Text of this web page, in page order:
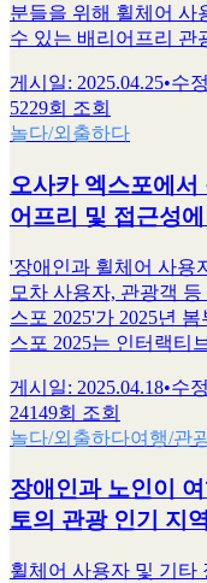
분들을 위해 휠체어 사
수 있는 배리어프리 관
게시일: 2025.04.25•수
5229회 조회
놀다/외출하다
오사카 엑스포에서
어프리 및 접근성
'장애인과 휠체어 사용
모차 사용자, 관광객
스포 2025'가 2025년
스포 2025는 인터랙티
게시일: 2025.04.18•수
24149회 조회
놀다/외출하다여행/관
장애인과 노인이
토의 관광 인기 지
휠체어 사용자 및 기타